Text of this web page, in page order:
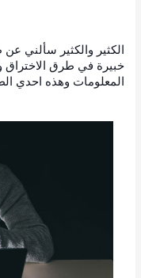
الكثير والكثير سألني
خبيرة في طرق الاختراق
المعلومات وهذه احدي